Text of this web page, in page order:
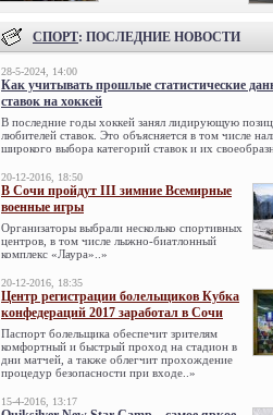
СПОРТ: ПОСЛЕДНИЕ НОВОСТИ
28-5-2024, 14:00
Как учитывать прошлые статистические
ставок на хоккей
В последние годы хоккей занял лидирующую
любителей ставок. Это объясняется в том числе
широкого выбора категорий ставок и их
20-12-2016, 18:50
В Сочи пройдут III зимние Всемирные
военные игры
Организаторы выбрали несколько спортивных
центров, в том числе лыжно-биатлонный
комплекс «Лаура»..»
20-12-2016, 18:35
Центр регистрации болельщиков Кубка
конфедераций 2017 заработал в Сочи
Паспорт болельщика обеспечит зрителям
комфортный и быстрый проход на стадион в
дни матчей, а также облегчит прохождение
процедур безопасности при входе..»
15-4-2016, 13:17